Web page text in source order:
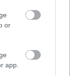
or
app.